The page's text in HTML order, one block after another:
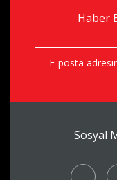
Haber
Sosyal